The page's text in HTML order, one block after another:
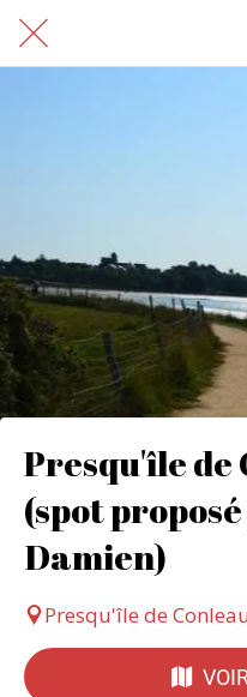
Presqu'île de
(spot
Damien)
Presqu'île de